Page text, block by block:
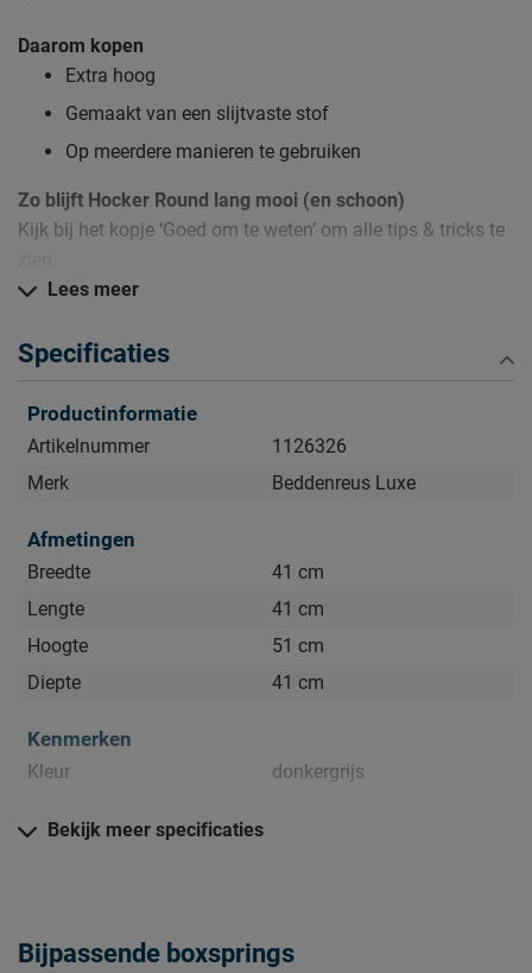
Daarom kopen
Extra hoog
Gemaakt van een slijtvaste stof
Op meerdere manieren te gebruiken
Zo blijft Hocker Round lang mooi (en schoon)
Kijk bij het kopje ‘Goed om te weten’ om alle tips & tricks te
Lees meer
Specificaties
Productinformatie
Artikelnummer
1126326
Merk
Beddenreus Luxe
Afmetingen
Breedte
41 cm
Lengte
41 cm
Hoogte
51 cm
Diepte
41 cm
Kenmerken
Kleur donkergrijs
Materiaal
Onderhoud
stofzuigen met een
Bekijk meer specificaties
Bijpassende boxsprings